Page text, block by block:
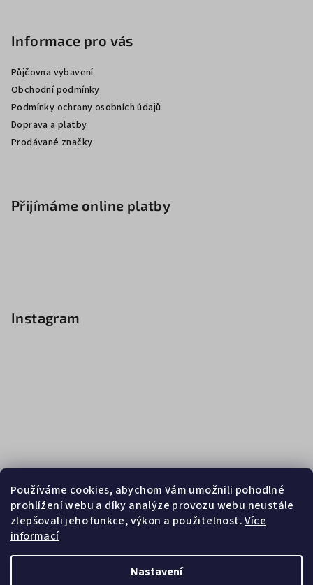
Používáme cookies, abychom Vám umožnili pohodlné
prohlížení webu a díky analýze provozu webu neustále
zlepšovali jeho funkce, výkon a použitelnost.Více
informací
Nastavení
Informace pro vás
Půjčovna vybavení
Obchodní podmínky
Podmínky ochrany osobních údajů
Doprava a platby
Prodávané značky
Přijímáme online platby
Instagram
Sledovat na Instagramu